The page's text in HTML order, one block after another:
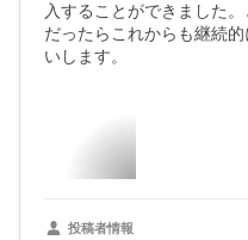
入することができました
だったらこれからも継続
いします。
投稿者情報